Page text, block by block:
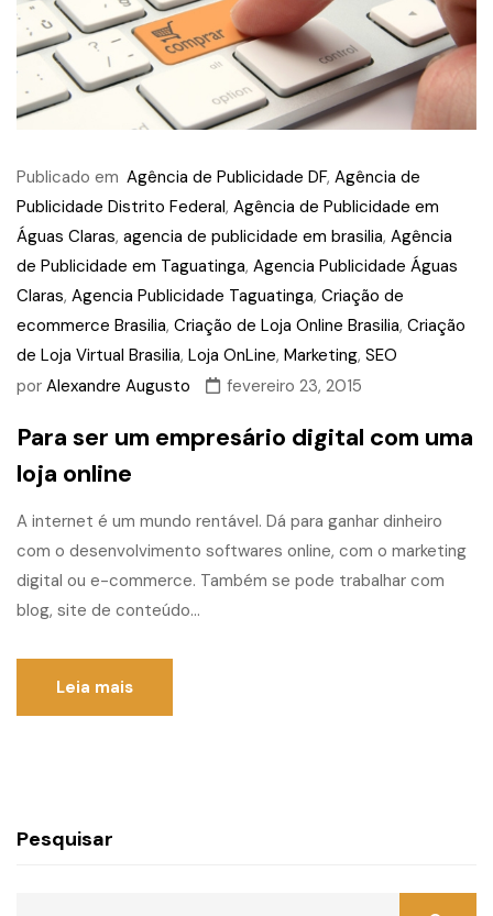
Publicado em Agência de Publicidade DF, Agência de
Publicidade Distrito Federal, Agência de Publicidade em
Águas Claras, agencia de publicidade em brasilia, Agência
de Publicidade em Taguatinga, Agencia Publicidade Águas
Claras, Agencia Publicidade Taguatinga, Criação de
ecommerce Brasilia, Criação de Loja Online Brasilia, Criação
de Loja Virtual Brasilia, Loja OnLine, Marketing, SEO
por Alexandre Augusto fevereiro 23, 2015
Para ser um empresário digital com uma
loja online
A internet é um mundo rentável. Dá para ganhar dinheiro
com o desenvolvimento softwares online, com o marketing
digital ou e-commerce. Também se pode trabalhar com
blog, site de conteúdo...
Leia mais
Pesquisar